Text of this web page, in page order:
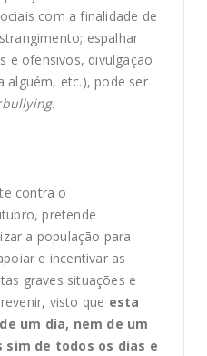
com a finalidade de
espalhar
e ofensivos, divulgação
alguém, etc.), pode ser
contra o
pretende
a população para
e incentivar as
graves situações e
visto que esta
um dia, nem de um
sim de todos os dias e